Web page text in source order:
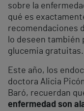
sobre la
qué es
recomendaciones
lo deseen también
glucemia gratuitas.
Este año, los
doctora Alicia
Baró, recuerdan
enfermedad son